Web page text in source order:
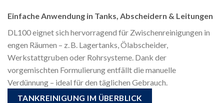
Einfache Anwendung in Tanks, Abscheidern & Leitungen
DL100 eignet sich hervorragend für Zwischenreinigungen in
engen Räumen – z. B. Lagertanks, Ölabscheider,
Werkstattgruben oder Rohrsysteme. Dank der
vorgemischten Formulierung entfällt die manuelle
Verdünnung – ideal für den täglichen Gebrauch.
TANKREINIGUNG IM ÜBERBLICK